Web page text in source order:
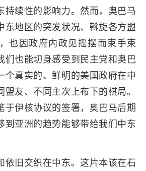
持续性的影响力。然而，奥巴马
东地区的突发状况、斡旋各方盟
也因政府内政见摇摆而束手束
们也能切身感受到民主党和奥巴
个真实的、鲜明的美国政府在中
友、不同主次上布下的棋局。
于伊核协议的签署，奥巴马后期
到亚洲的趋势能够带给我们中东
依旧交织在中东。这片本该在石